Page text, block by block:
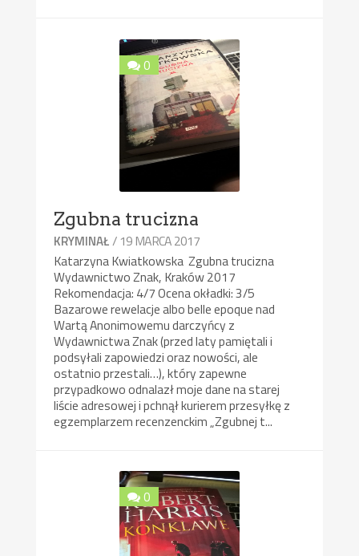
0
Zgubna trucizna
KRYMINAŁ/ 19 MARCA 2017
Katarzyna Kwiatkowska Zgubna trucizna
Wydawnictwo Znak, Kraków 2017
Rekomendacja: 4/7 Ocena okładki: 3/5
Bazarowe rewelacje albo belle epoque nad
Wartą Anonimowemu darczyńcy z
Wydawnictwa Znak (przed laty pamiętali i
podsyłali zapowiedzi oraz nowości, ale
ostatnio przestali…), który zapewne
przypadkowo odnalazł moje dane na starej
liście adresowej i pchnął kurierem przesyłkę z
egzemplarzem recenzenckim „Zgubnej t...
0